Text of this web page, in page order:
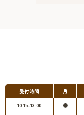
受付時間 月
10:15-13:00
●